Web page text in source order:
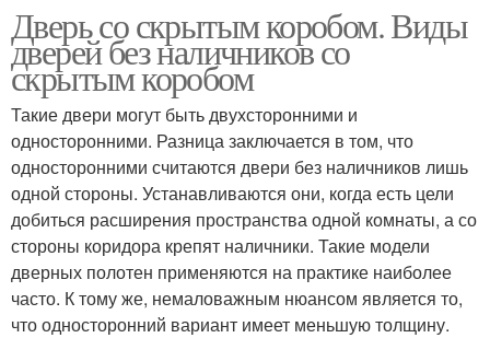
Дверь со скрытым коробом. Виды
дверей без наличников со
скрытым коробом
Такие двери могут быть двухсторонними и
односторонними. Разница заключается в том, что
односторонними считаются двери без наличников лишь
одной стороны. Устанавливаются они, когда есть цели
добиться расширения пространства одной комнаты, а со
стороны коридора крепят наличники. Такие модели
дверных полотен применяются на практике наиболее
часто. К тому же, немаловажным нюансом является то,
что односторонний вариант имеет меньшую толщину.